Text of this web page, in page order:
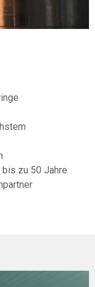
zu 50 Jahre